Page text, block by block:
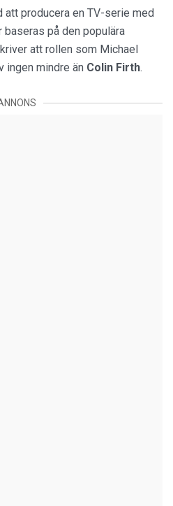
att producera en TV-serie med
baseras på den populära
att rollen som Michael
ingen mindre än Colin Firth.